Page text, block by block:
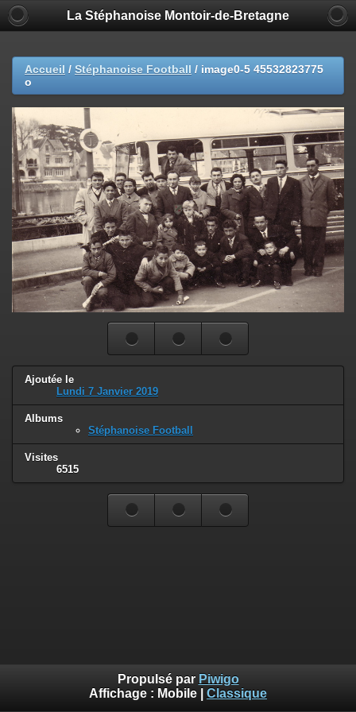
La Stéphanoise Montoir-de-Bretagne
Accueil / Stéphanoise Football / image0-5 45532823775
o
Ajoutée le
Lundi 7 Janvier 2019
Albums
Stéphanoise Football
Visites
6515
Propulsé par Piwigo
Affichage : Mobile Classique